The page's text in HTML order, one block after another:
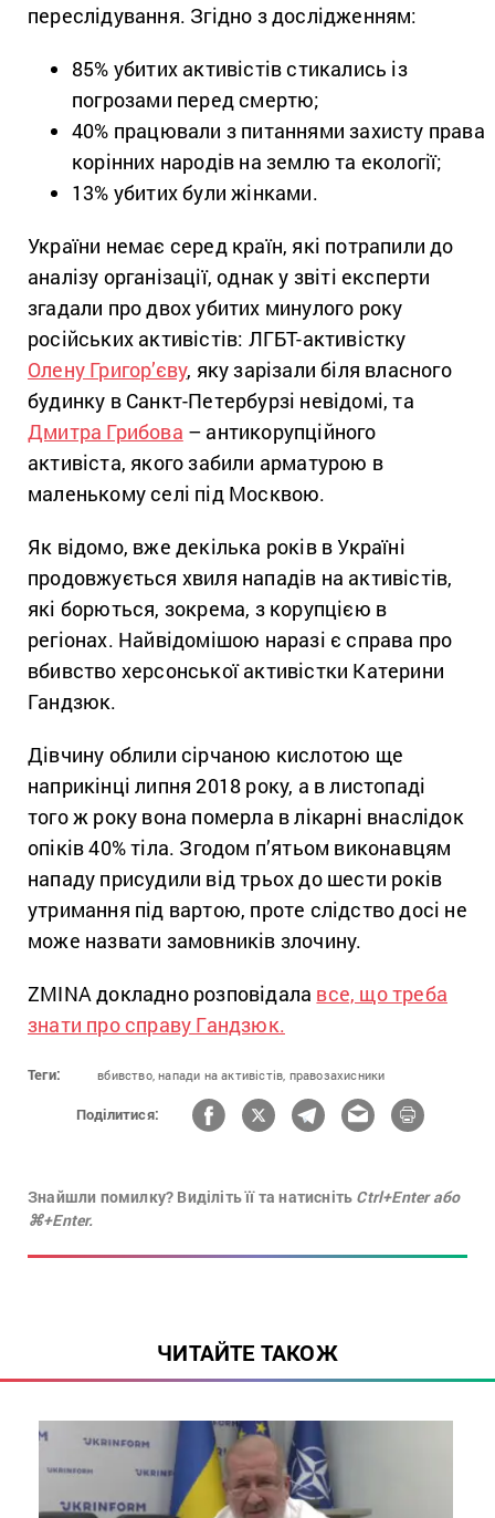
переслідування. Згідно з дослідженням:
85% убитих активістів стикались із
погрозами перед смертю;
40% працювали з питаннями захисту права
корінних народів на землю та екології;
13% убитих були жінками.
України немає серед країн, які потрапили до
аналізу організації, однак у звіті експерти
згадали про двох убитих минулого року
російських активістів: ЛГБТ-активістку
Олену Григор’єву, яку зарізали біля власного
будинку в Санкт-Петербурзі невідомі, та
Дмитра Грибова – антикорупційного
активіста, якого забили арматурою в
маленькому селі під Москвою.
Як відомо, вже декілька років в Україні
продовжується хвиля нападів на активістів,
які борються, зокрема, з корупцією в
регіонах. Найвідомішою наразі є справа про
вбивство херсонської активістки Катерини
Гандзюк.
Дівчину облили сірчаною кислотою ще
наприкінці липня 2018 року, а в листопаді
того ж року вона померла в лікарні внаслідок
опіків 40% тіла. Згодом п’ятьом виконавцям
нападу присудили від трьох до шести років
утримання під вартою, проте слідство досі не
може назвати замовників злочину.
ZMINA докладно розповідала все, що треба
знати про справу Гандзюк.
Теги: вбивство, напади на активістів, правозахисники
Поділитися:
Знайшли помилку? Виділіть її та натисніть Ctrl+Enter або
⌘+Enter.
ЧИТАЙТЕ ТАКОЖ